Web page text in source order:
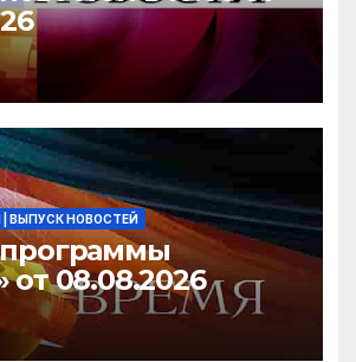
| ВЫПУСК НОВОСТЕЙ
от 08.08.2026